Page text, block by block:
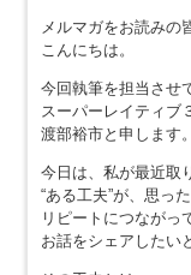
メルマガをお読みの
こんにちは。
今回執筆を担当させ
スーパーレイティブ
渡部裕市と申します。
今日は、私が最近取
“ある工夫”が、思っ
リピートにつながっ
お話をシェアしたい